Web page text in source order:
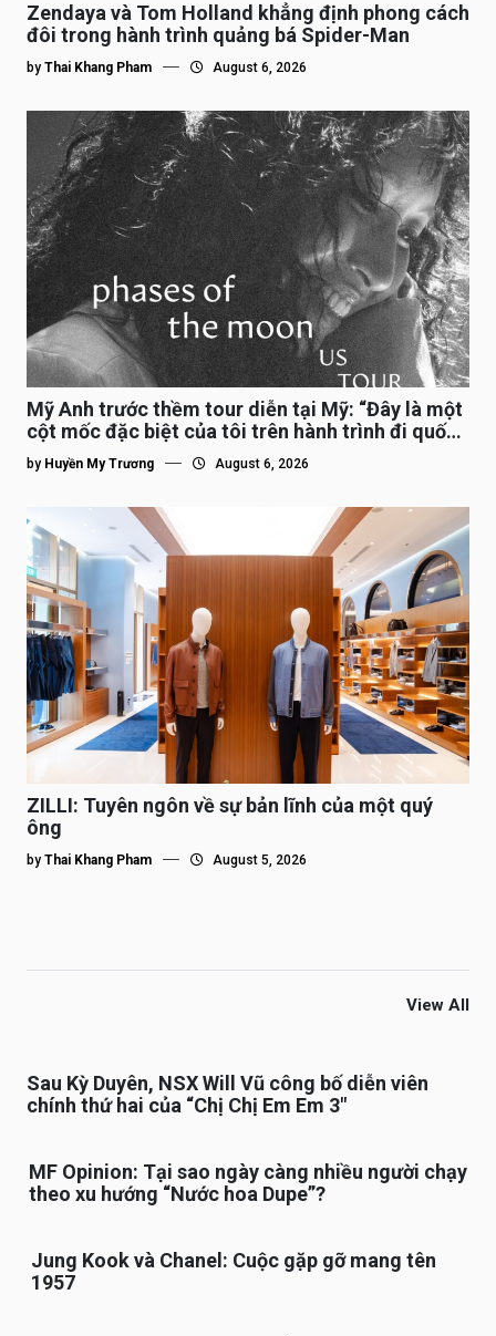
Zendaya và Tom Holland khẳng định phong cách
đôi trong hành trình quảng bá Spider-Man
by Thai Khang Pham August 6, 2026
Mỹ Anh trước thềm tour diễn tại Mỹ: “Đây là một
cột mốc đặc biệt của tôi trên hành trình đi quốc
tế”
by Huyền My Trương August 6, 2026
ZILLI: Tuyên ngôn về sự bản lĩnh của một quý
ông
by Thai Khang Pham August 5, 2026
View All
Sau Kỳ Duyên, NSX Will Vũ công bố diễn viên
chính thứ hai của “Chị Chị Em Em 3″
MF Opinion: Tại sao ngày càng nhiều người chạy
theo xu hướng “Nước hoa Dupe”?
Jung Kook và Chanel: Cuộc gặp gỡ mang tên
1957